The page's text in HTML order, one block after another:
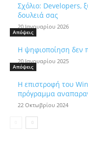
Σχόλιο: Developers,
δουλειά σας
20 Ιανουαρίου 2026
Απόψεις
Η ψηφιοποίηση δεν
20 Ιανουαρίου 2025
Απόψεις
Η επιστροφή του
πρόγραμμα
22 Οκτωβρίου 2024